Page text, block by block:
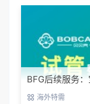
BFG后续服务
回国海外特需